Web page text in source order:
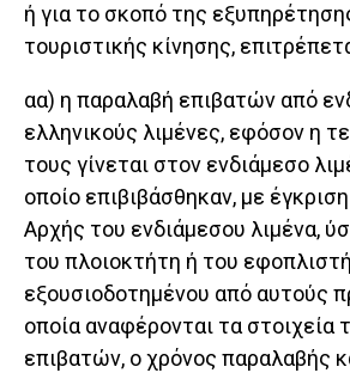
ή για το σκοπό της
τουριστικής κίνησης,
αα) η παραλαβή επιβατών από
ελληνικούς λιμένες, εφόσον η
τους γίνεται στον ενδιάμεσο
οποίο επιβιβάσθηκαν, με
Αρχής του ενδιάμεσου λιμένα,
του πλοιοκτήτη ή του
εξουσιοδοτημένου από αυτούς
οποία αναφέρονται τα
επιβατών, ο χρόνος παραλαβής